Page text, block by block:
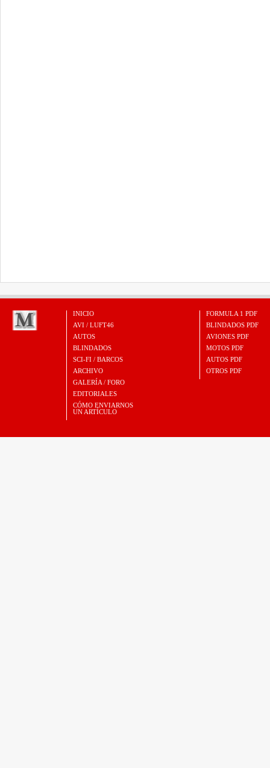
INICIO
AVI / LUFT46
AUTOS
BLINDADOS
SCI-FI / BARCOS
ARCHIVO
GALERÍA / FORO
EDITORIALES
CÓMO ENVIARNOS
UN ARTÍCULO
FORMULA 1 PDF
BLINDADOS PDF
AVIONES PDF
MOTOS PDF
AUTOS PDF
OTROS PDF